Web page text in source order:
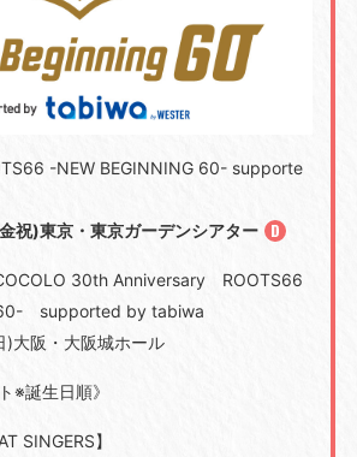
-NEW BEGINNING 60- supporte
祝)東京・東京ガーデンシアター
COCOLO 30th Anniversary ROOTS66
supported by tabiwa
大阪・大阪城ホール
※誕生日順》
SINGERS】